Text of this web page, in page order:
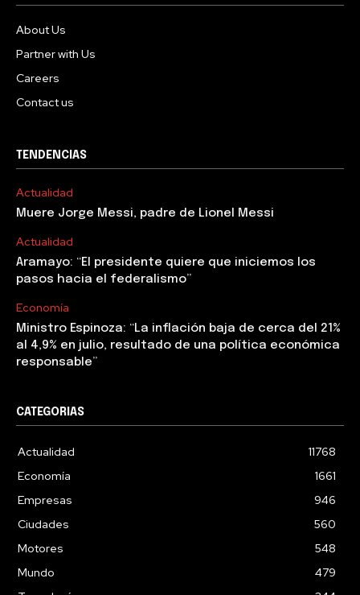
About Us
Partner with Us
Careers
Contact us
TENDENCIAS
Actualidad
Muere Jorge Messi, padre de Lionel Messi
Actualidad
Aramayo: “El presidente quiere que iniciemos los
pasos hacia el federalismo”
Economía
Ministro Espinoza: “La inflación baja de cerca del 21%
al 4,9% en julio, resultado de una política económica
responsable”
CATEGORIAS
Actualidad
11768
Economía
1661
Empresas
946
Ciudades
560
Motores
548
Mundo
479